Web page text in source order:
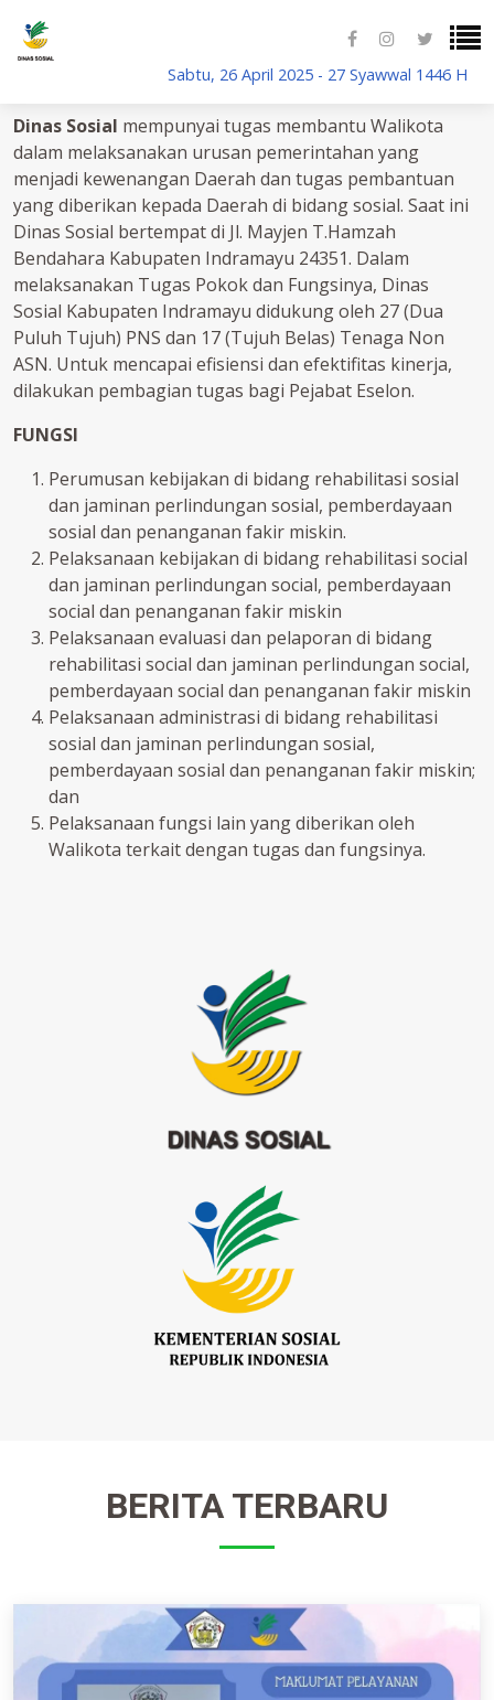
Sabtu, 26 April 2025 - 27 Syawwal 1446 H
DINAS SOSIAL - Indramayu
Dinas Sosial mempunyai tugas membantu Walikota
dalam melaksanakan urusan pemerintahan yang
menjadi kewenangan Daerah dan tugas pembantuan
yang diberikan kepada Daerah di bidang sosial. Saat ini
Dinas Sosial bertempat di Jl. Mayjen T.Hamzah
Bendahara Kabupaten Indramayu 24351. Dalam
melaksanakan Tugas Pokok dan Fungsinya, Dinas
Sosial Kabupaten Indramayu didukung oleh 27 (Dua
Puluh Tujuh) PNS dan 17 (Tujuh Belas) Tenaga Non
ASN. Untuk mencapai efisiensi dan efektifitas kinerja,
dilakukan pembagian tugas bagi Pejabat Eselon.
FUNGSI
Perumusan kebijakan di bidang rehabilitasi sosial
dan jaminan perlindungan sosial, pemberdayaan
sosial dan penanganan fakir miskin.
Pelaksanaan kebijakan di bidang rehabilitasi social
dan jaminan perlindungan social, pemberdayaan
social dan penanganan fakir miskin
Pelaksanaan evaluasi dan pelaporan di bidang
rehabilitasi social dan jaminan perlindungan social,
pemberdayaan social dan penanganan fakir miskin
Pelaksanaan administrasi di bidang rehabilitasi
sosial dan jaminan perlindungan sosial,
pemberdayaan sosial dan penanganan fakir miskin;
dan
Pelaksanaan fungsi lain yang diberikan oleh
Walikota terkait dengan tugas dan fungsinya.
BERITA TERBARU